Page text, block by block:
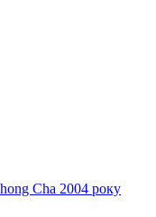
Cha 2004 року